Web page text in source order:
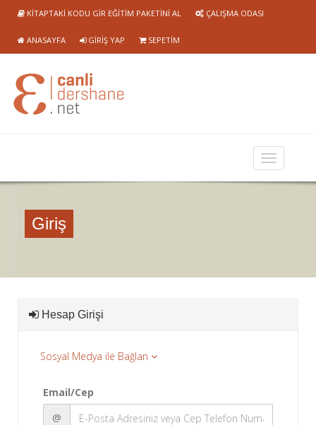
KITAPTAKI KODU GIR EĞITIM PAKETINI AL ÇALIŞMA ODASI
ANASAYFA GIRIŞ YAP SEPETIM
Giriş
Hesap Girişi
Sosyal Medya ile Bağlan
Email/Cep
@